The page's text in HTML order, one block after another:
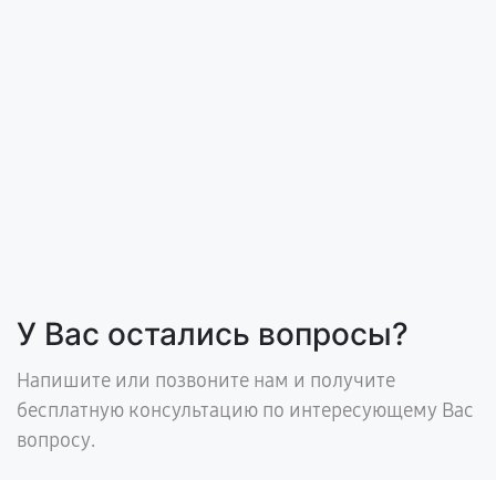
У Вас остались вопросы?
Напишите или позвоните нам и получите
бесплатную консультацию по интересующему Вас
вопросу.